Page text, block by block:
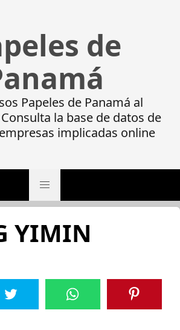
de
Papeles de Panamá al
la base de datos de
implicadas online
YIMIN